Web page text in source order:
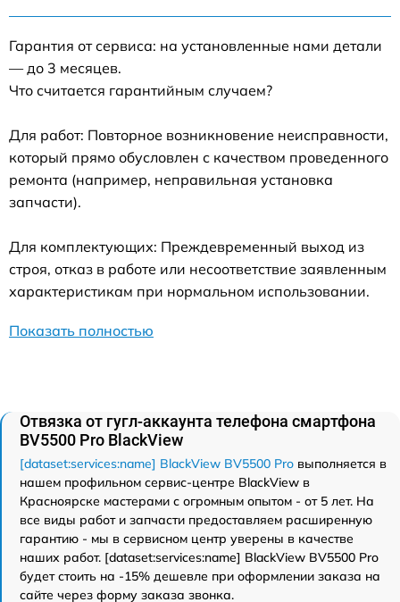
Гарантия от сервиса: на установленные нами детали
— до 3 месяцев.
Что считается гарантийным случаем?
Для работ: Повторное возникновение неисправности,
который прямо обусловлен с качеством проведенного
ремонта (например, неправильная установка
запчасти).
Для комплектующих: Преждевременный выход из
строя, отказ в работе или несоответствие заявленным
характеристикам при нормальном использовании.
Показать полностью
Отвязка от гугл-аккаунта телефона смартфона
BV5500 Pro BlackView
[dataset:services:name] BlackView BV5500 Pro выполняется в
нашем профильном сервис-центре BlackView в
Красноярске мастерами с огромным опытом - от 5 лет. На
все виды работ и запчасти предоставляем расширенную
гарантию - мы в сервисном центр уверены в качестве
наших работ. [dataset:services:name] BlackView BV5500 Pro
будет стоить на -15% дешевле при оформлении заказа на
сайте через форму заказа звонка.